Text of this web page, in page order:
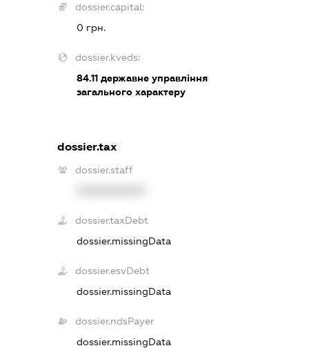
dossier.capital:
0 грн.
dossier.kveds:
84.11державне управління
загального характеру
dossier.tax
dossier.staff
dossier.taxDebt
dossier.missingData
dossier.esvDebt
dossier.missingData
dossier.ndsPayer
dossier.missingData